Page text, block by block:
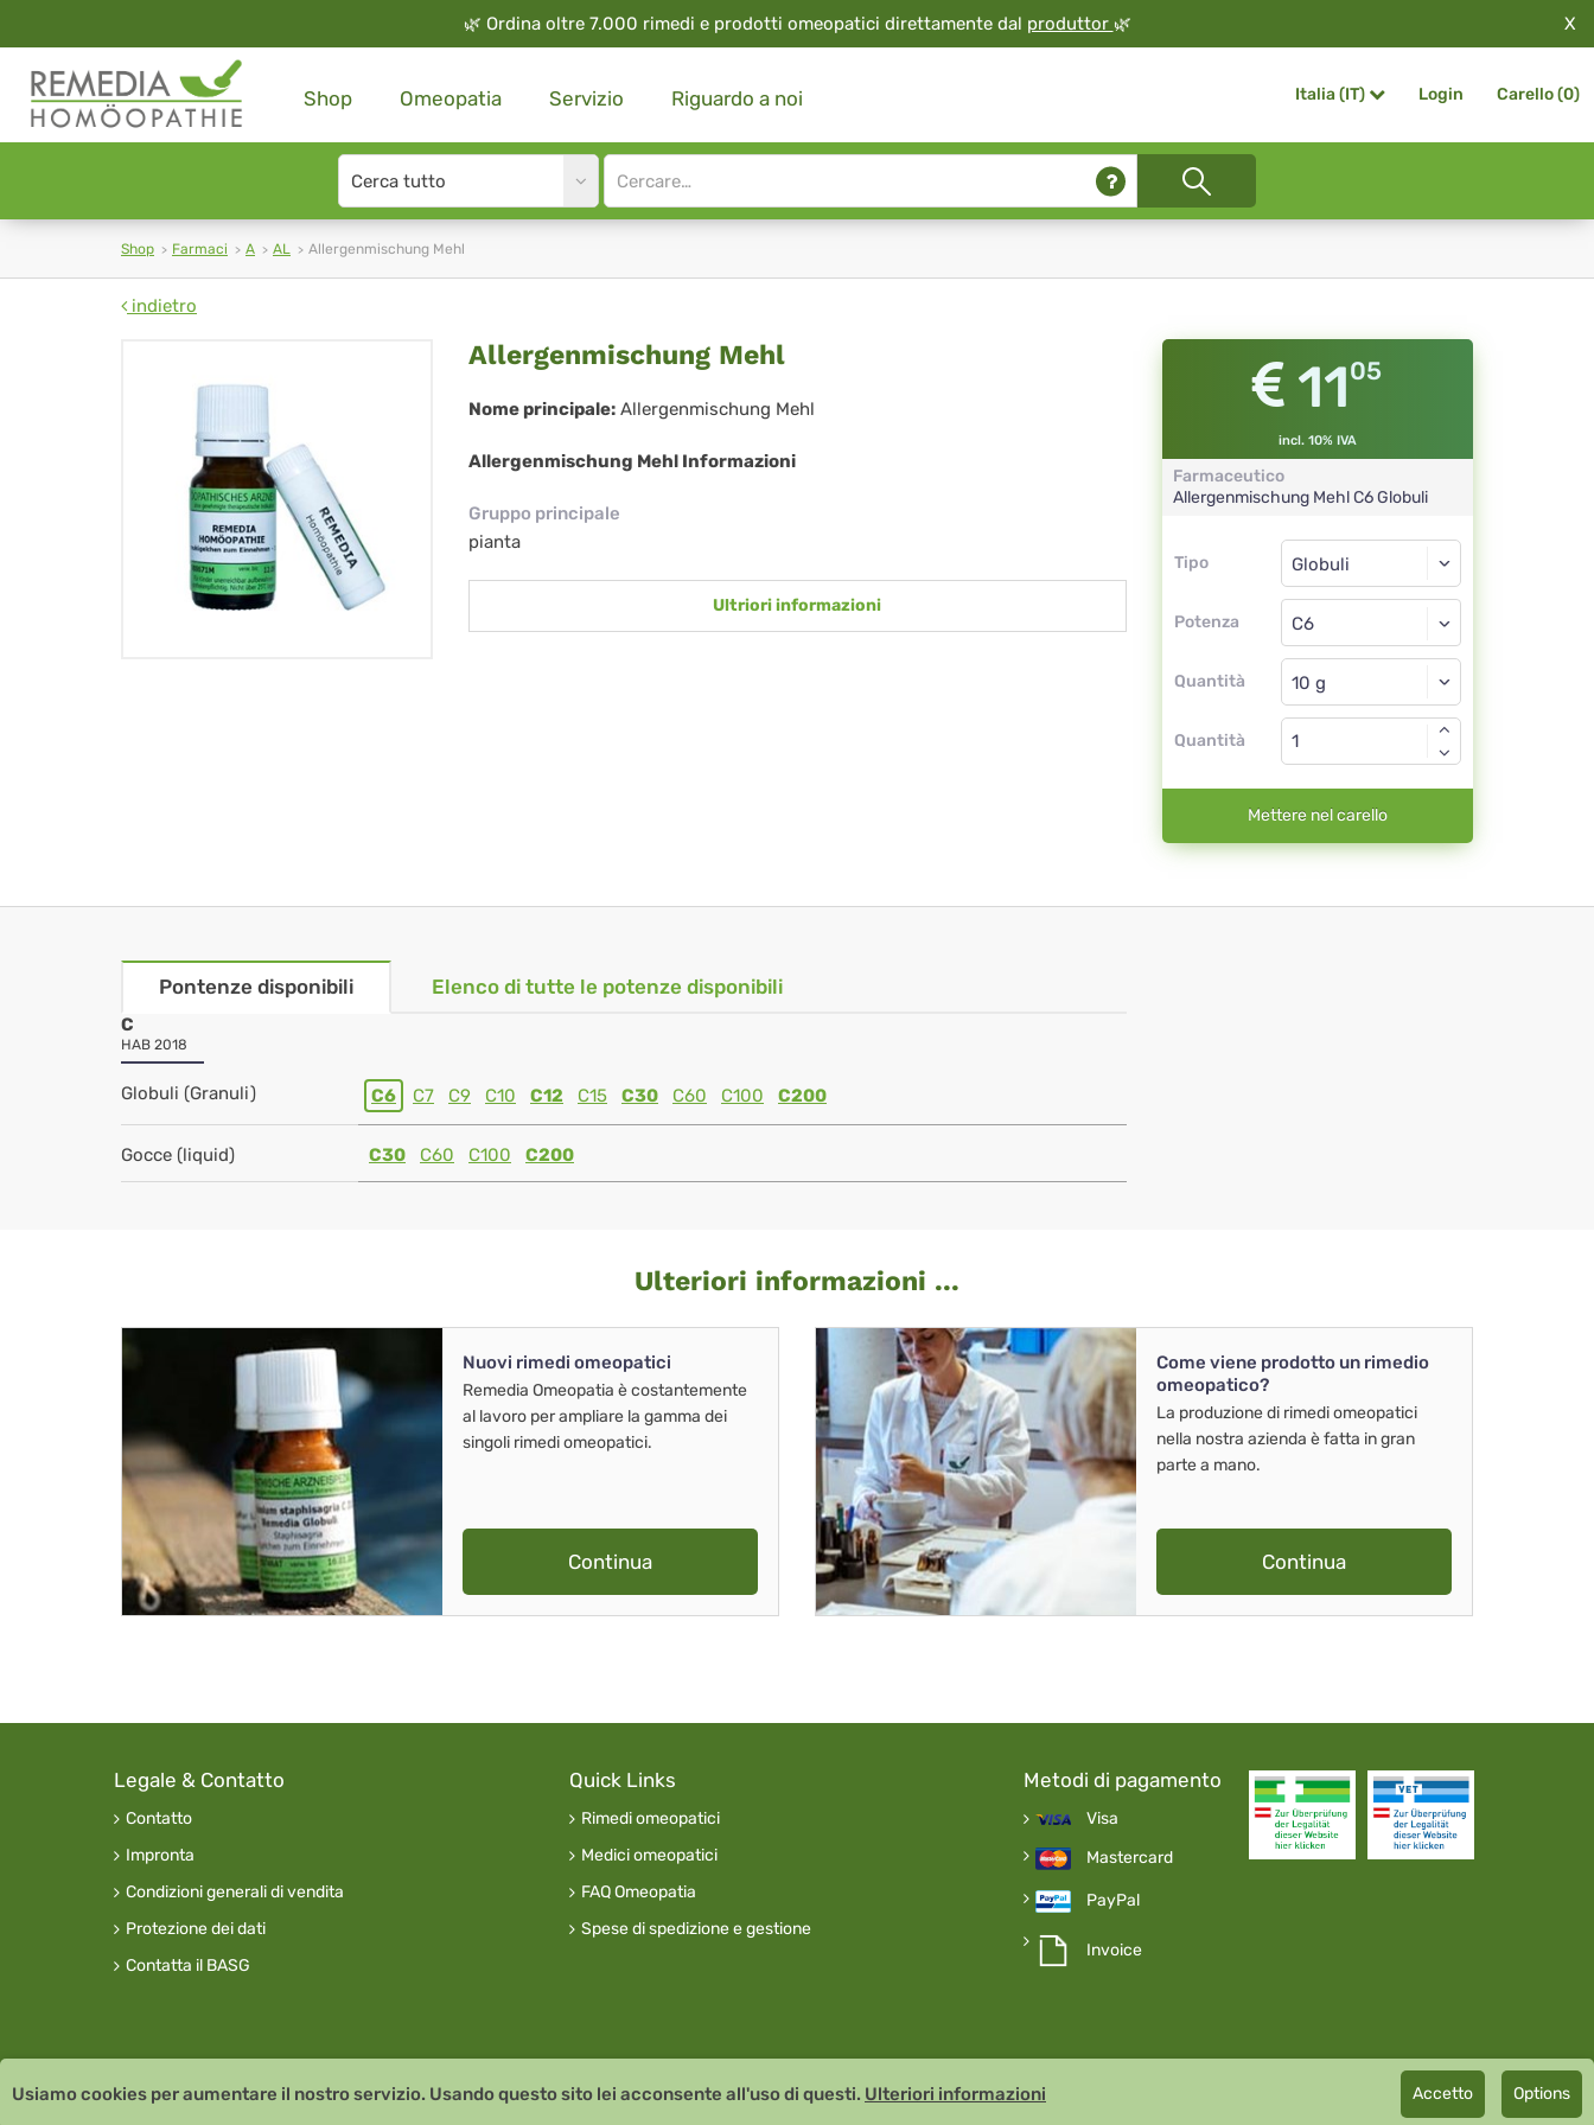
🌿 Ordina oltre 7.000 rimedi e prodotti omeopatici direttamente dal produttor 🌿 X
Shop Omeopatia Servizio Riguardo a noi Italia (IT) Login Carello (0)
Search
type
Site
search
Shop Farmaci A AL Allergenmischung Mehl
indietro
Allergenmischung
Mehl
Allergenmischung Mehl
Nome principale: Allergenmischung Mehl
Allergenmischung Mehl Informazioni
Gruppo principale
pianta
Ultriori informazioni
1105
incl. 10% IVA
Farmaceutico
Allergenmischung MehlC6 Globuli
Tipo
Tipo
Potenza
Globuli
C6
Quantità
Globuli
Quantità
Mettere nel carello
Pontenze disponibili Elenco di tutte le potenze disponibili
C
HAB 2018
Globuli (Granuli) C6 C7 C9 C10 C12 C15 C30 C60 C100 C200
Gocce (liquid) C30 C60 C100 C200
Ulteriori informazioni ...
Nuovi rimedi omeopatici
Remedia Omeopatia è costantemente
al lavoro per ampliare la gamma dei
singoli rimedi omeopatici.
Continua
Come viene prodotto un rimedio
omeopatico?
La produzione di rimedi omeopatici
nella nostra azienda è fatta in gran
parte a mano.
Continua
Legale & Contatto
Contatto
Impronta
Condizioni generali di vendita
Protezione dei dati
Contatta il BASG
Quick Links
Rimedi omeopatici
Medici omeopatici
FAQ Omeopatia
Spese di spedizione e gestione
Metodi di pagamento
Visa
Mastercard
PayPal
Invoice
Copyright © 2026 Team Santé Salvator Apotheke Remedia Homeopathy GmbH GMP certified pharmaceutical manufacturer
Usiamo cookies per aumentare il nostro servizio. Usando questo sito lei acconsente all'uso di questi. Ulteriori informazioni Accetto Options